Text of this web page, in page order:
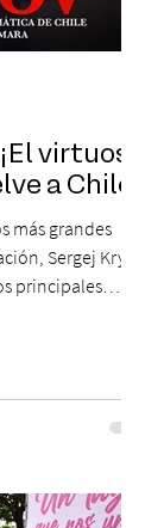
virtuoso
a Chile!
más grandes
Sergej Krylov
principales
para
extraordinaria
Antonio Vivaldi y